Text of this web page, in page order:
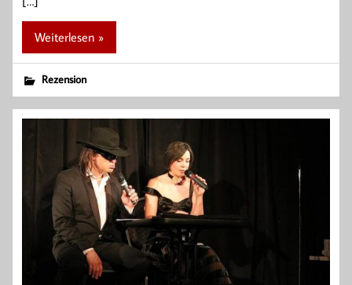
Weiterlesen »
Rezension